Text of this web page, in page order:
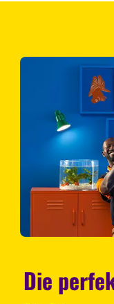
Die